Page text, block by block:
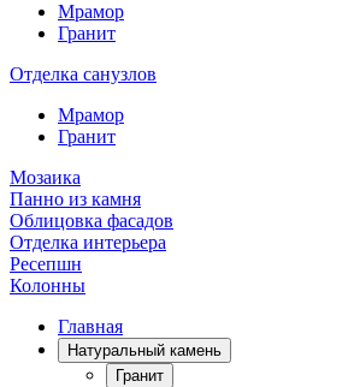
Мрамор
Гранит
Отделка санузлов
Мрамор
Гранит
Мозаика
Панно из камня
Облицовка фасадов
Отделка интерьера
Ресепшн
Колонны
Главная
Натуральный камень
Гранит